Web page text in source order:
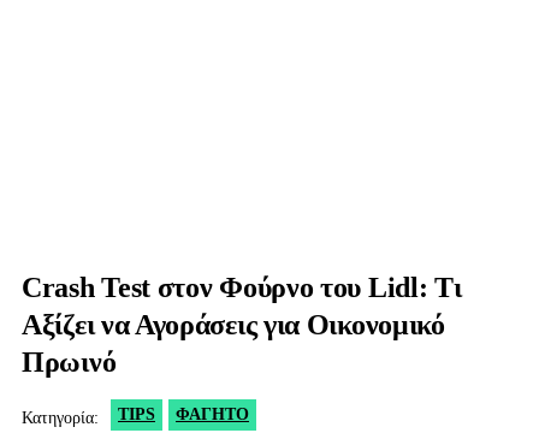
Crash Test στον Φούρνο του Lidl: Τι
Αξίζει να Αγοράσεις για Οικονομικό
Πρωινό
Κατηγορία: TIPS ΦΑΓΗΤΌ